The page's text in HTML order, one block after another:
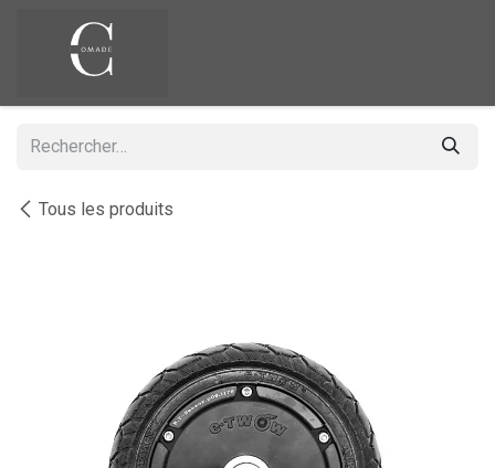
Tous les produits